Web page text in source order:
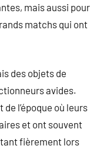
mais aussi pour
matchs qui ont
des objets de
avides.
l’époque où leurs
et ont souvent
fièrement lors